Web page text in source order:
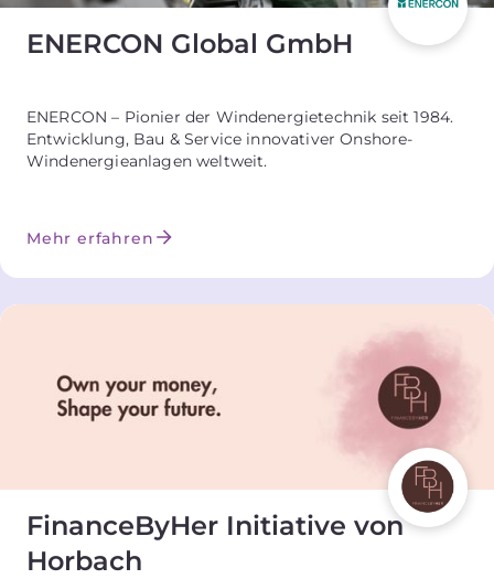
ENERCON Global GmbH
ENERCON – Pionier der Windenergietechnik seit 1984.
Entwicklung, Bau & Service innovativer Onshore-
Windenergieanlagen weltweit.
Mehr erfahren
FinanceByHer Initiative von
Horbach